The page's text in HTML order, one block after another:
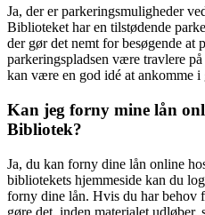
Ja, der er parkeringsmuligheder
Biblioteket har en tilstødende
der gør det nemt for besøgende at
parkeringspladsen være travlere
kan være en god idé at ankomme i
Kan jeg forny mine lån
Bibliotek?
Ja, du kan forny dine lån online
bibliotekets hjemmeside kan du
forny dine lån. Hvis du har behov
gøre det, inden materialet udløber,